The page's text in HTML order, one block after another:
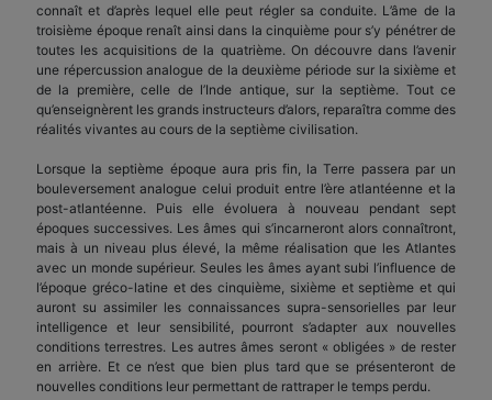
connaît et d’après lequel elle peut régler sa conduite. L’âme de la
troisième époque renaît ainsi dans la cinquième pour s’y pénétrer de
toutes les acquisitions de la quatrième. On découvre dans l’avenir
une répercussion analogue de la deuxième période sur la sixième et
de la première, celle de l’Inde antique, sur la septième. Tout ce
qu’enseignèrent les grands instructeurs d’alors, reparaîtra comme des
réalités vivantes au cours de la septième civilisation.
Lorsque la septième époque aura pris fin, la Terre passera par un
bouleversement analogue celui produit entre l’ère atlantéenne et la
post-atlantéenne. Puis elle évoluera à nouveau pendant sept
époques successives. Les âmes qui s’incarneront alors connaîtront,
mais à un niveau plus élevé, la même réalisation que les Atlantes
avec un monde supérieur. Seules les âmes ayant subi l’influence de
l’époque gréco-latine et des cinquième, sixième et septième et qui
auront su assimiler les connaissances supra-sensorielles par leur
intelligence et leur sensibilité, pourront s’adapter aux nouvelles
conditions terrestres. Les autres âmes seront « obligées » de rester
en arrière. Et ce n’est que bien plus tard que se présenteront de
nouvelles conditions leur permettant de rattraper le temps perdu.